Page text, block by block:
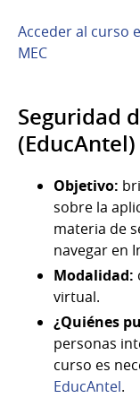
Acceder al curso
MEC
Seguridad
(EducAntel)
Objetivo:
sobre la
materia de
navegar en
Modalidad:
virtual.
¿Quiénes
personas
curso es
EducAntel.